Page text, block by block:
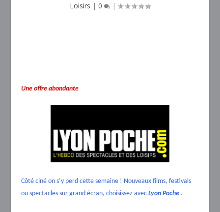
Loisirs | 0 |
Une offre abondante
Côté ciné on s’y perd cette semaine ! Nouveaux films, festivals
ou spectacles sur grand écran, choisissez avec Lyon Poche .